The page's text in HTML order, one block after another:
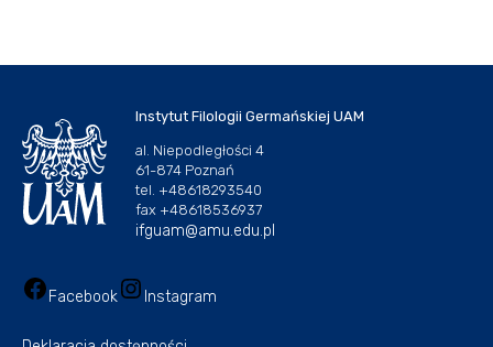
Instytut Filologii Germańskiej UAM
al. Niepodległości 4
61-874 Poznań
tel. +48618293540
fax +48618536937
ifguam@amu.edu.pl
Facebook Instagram